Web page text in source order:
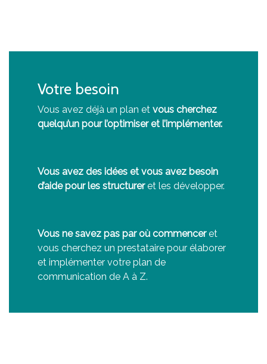
Votre besoin
Vous avez déjà un plan et vous cherchez
quelqu’un pour l’optimiser et l’implémenter.
Vous avez des idées et vous avez besoin
d’aide pour les structureret les développer.
Vous ne savez pas par où commenceret
vous cherchez un prestataire pour élaborer
et implémenter votre plan de
communication de A à Z.